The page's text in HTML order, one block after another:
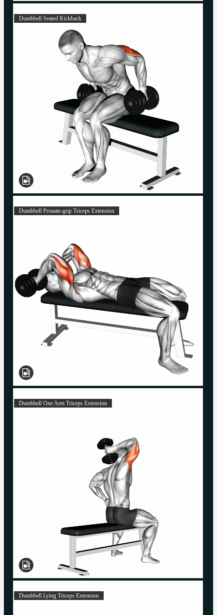
Dumbbell Seated Kickback
Dumbbell Pronate-grip Triceps Extension
Dumbbell One Arm Triceps Extension
Dumbbell Lying Triceps Extension